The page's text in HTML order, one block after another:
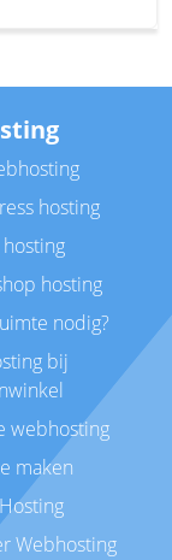
hosting
hosting
hosting
nodig?
bij
webhosting
maken
Webhosting